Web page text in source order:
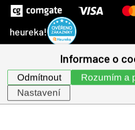
heureka!
© 1991-2026 | GHV Trading, spol. s r.o.
vyhrazena.
Informace o
Rozumím a
Odmítnout
Nastavení